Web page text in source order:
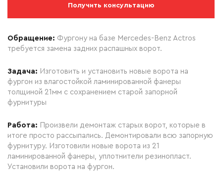
Получить консультацию
Обращение: Фургону на базе Mercedes-Benz Actros
требуется замена задних распашных ворот.
Задача: Изготовить и установить новые ворота на
фургон из влагостойкой ламинированной фанеры
толщиной 21мм с сохранением старой запорной
фурнитуры
Работа: Произвели демонтаж старых ворот, которые в
итоге просто рассыпались. Демонтировали всю запорную
фурнитуру. Изготовили новые ворота из 21
ламинированной фанеры, уплотнители резинопласт.
Установили ворота на фургон.